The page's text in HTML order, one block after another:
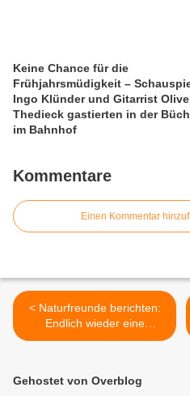
Keine Chance für die
Frühjahrsmüdigkeit –
Ingo Klünder und Gitarrist
Thedieck gastierten in der
im Bahnhof
Kommentare
Einen Kommentar
< Naturfreunde berichten:
Endlich wieder eine
Monatswanderung
Gehostet von Overblog